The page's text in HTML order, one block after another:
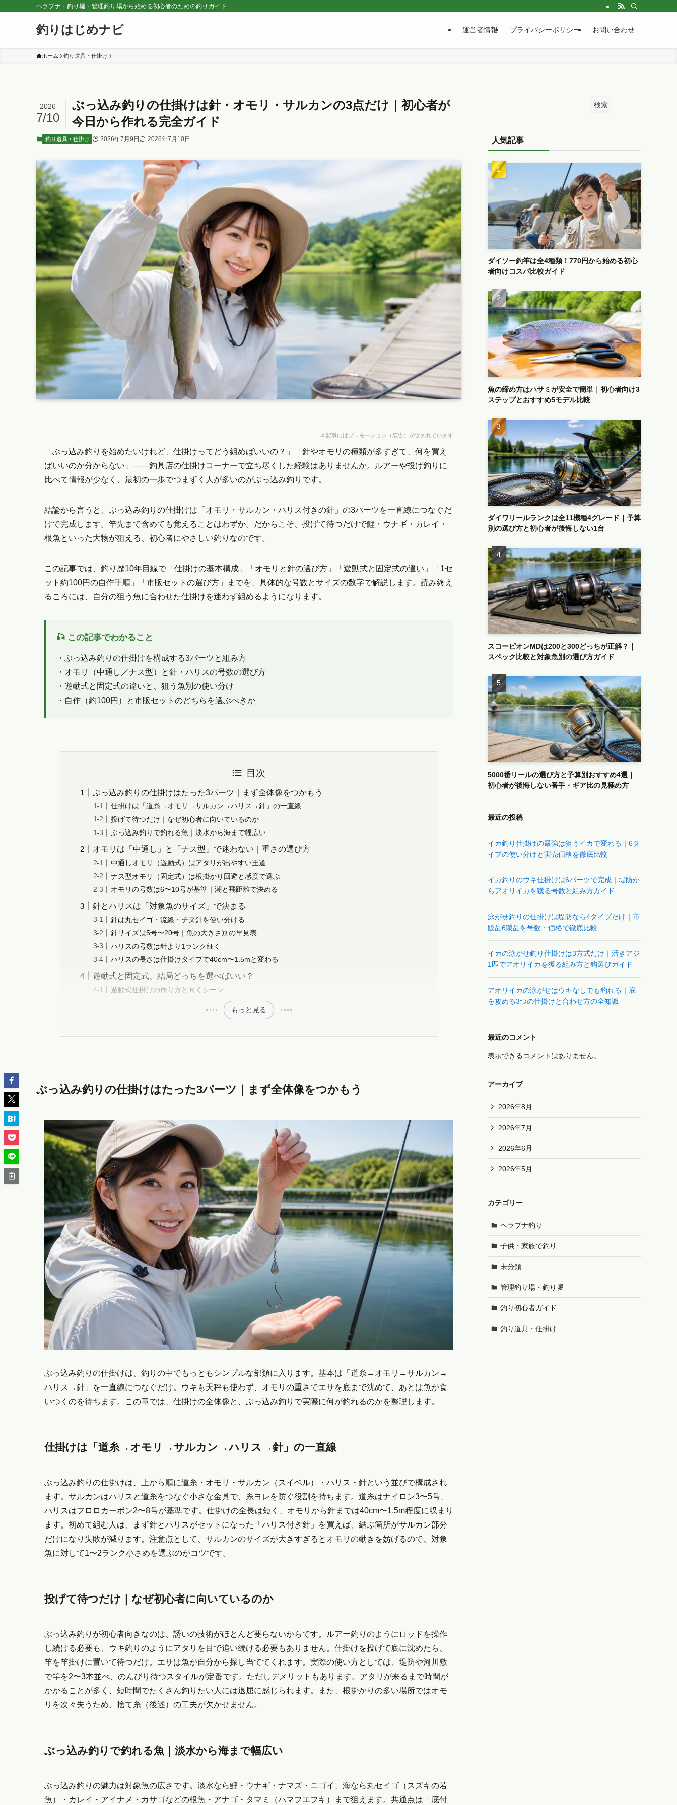
ヘラブナ・釣り堀・管理釣り場から始める初心者のための釣りガイド
釣りはじめナビ 運営者情報 プライバシーポリシー お問い合わせ
ホーム 釣り道具・仕掛け
ぶっ込み釣りの仕掛けは針・オモリ・サルカンの3点だけ｜初心者が
今日から作れる完全ガイド
2026
7/10
釣り道具・仕掛け 2026年7月9日 2026年7月10日
本記事にはプロモーション（広告）が含まれています
「ぶっ込み釣りを始めたいけれど、仕掛けってどう組めばいいの？」「針やオモリの種類が多すぎて、何を買え
ばいいのか分からない」——釣具店の仕掛けコーナーで立ち尽くした経験はありませんか。ルアーや投げ釣りに
比べて情報が少なく、最初の一歩でつまずく人が多いのがぶっ込み釣りです。
結論から言うと、ぶっ込み釣りの仕掛けは「オモリ・サルカン・ハリス付きの針」の3パーツを一直線につなぐだ
けで完成します。竿先まで含めても覚えることはわずか。だからこそ、投げて待つだけで鯉・ウナギ・カレイ・
根魚といった大物が狙える、初心者にやさしい釣りなのです。
この記事では、釣り歴10年目線で「仕掛けの基本構成」「オモリと針の選び方」「遊動式と固定式の違い」「1セ
ット約100円の自作手順」「市販セットの選び方」までを、具体的な号数とサイズの数字で解説します。読み終え
るころには、自分の狙う魚に合わせた仕掛けを迷わず組めるようになります。
🎣 この記事でわかること
・ぶっ込み釣りの仕掛けを構成する3パーツと組み方
・オモリ（中通し／ナス型）と針・ハリスの号数の選び方
・遊動式と固定式の違いと、狙う魚別の使い分け
・自作（約100円）と市販セットのどちらを選ぶべきか
目次
ぶっ込み釣りの仕掛けはたった3パーツ｜まず全体像をつかもう
仕掛けは「道糸→オモリ→サルカン→ハリス→針」の一直線
投げて待つだけ｜なぜ初心者に向いているのか
ぶっ込み釣りで釣れる魚｜淡水から海まで幅広い
オモリは「中通し」と「ナス型」で迷わない｜重さの選び方
中通しオモリ（遊動式）はアタリが出やすい王道
ナス型オモリ（固定式）は根掛かり回避と感度で選ぶ
オモリの号数は6〜10号が基準｜潮と飛距離で決める
針とハリスは「対象魚のサイズ」で決まる
針は丸セイゴ・流線・チヌ針を使い分ける
針サイズは5号〜20号｜魚の大きさ別の早見表
ハリスの号数は針より1ランク細く
ハリスの長さは仕掛けタイプで40cm〜1.5mと変わる
遊動式と固定式、結局どっちを選べばいい？
遊動式仕掛けの作り方と向くシーン
もっと見る
ぶっ込み釣りの仕掛けはたった3パーツ｜まず全体像をつかもう
ぶっ込み釣りの仕掛けは、釣りの中でもっともシンプルな部類に入ります。基本は「道糸→オモリ→サルカン→
ハリス→針」を一直線につなぐだけ。ウキも天秤も使わず、オモリの重さでエサを底まで沈めて、あとは魚が食
いつくのを待ちます。この章では、仕掛けの全体像と、ぶっ込み釣りで実際に何が釣れるのかを整理します。
仕掛けは「道糸→オモリ→サルカン→ハリス→針」の一直線
ぶっ込み釣りの仕掛けは、上から順に道糸・オモリ・サルカン（スイベル）・ハリス・針という並びで構成され
ます。サルカンはハリスと道糸をつなぐ小さな金具で、糸ヨレを防ぐ役割を持ちます。道糸はナイロン3〜5号、
ハリスはフロロカーボン2〜8号が基準です。仕掛けの全長は短く、オモリから針までは40cm〜1.5m程度に収まり
ます。初めて組む人は、まず針とハリスがセットになった「ハリス付き針」を買えば、結ぶ箇所がサルカン部分
だけになり失敗が減ります。注意点として、サルカンのサイズが大きすぎるとオモリの動きを妨げるので、対象
魚に対して1〜2ランク小さめを選ぶのがコツです。
投げて待つだけ｜なぜ初心者に向いているのか
ぶっ込み釣りが初心者向きなのは、誘いの技術がほとんど要らないからです。ルアー釣りのようにロッドを操作
し続ける必要も、ウキ釣りのようにアタリを目で追い続ける必要もありません。仕掛けを投げて底に沈めたら、
竿を竿掛けに置いて待つだけ。エサは魚が自分から探し当ててくれます。実際の使い方としては、堤防や河川敷
で竿を2〜3本並べ、のんびり待つスタイルが定番です。ただしデメリットもあります。アタリが来るまで時間が
かかることが多く、短時間でたくさん釣りたい人には退屈に感じられます。また、根掛かりの多い場所ではオモ
リを次々失うため、捨て糸（後述）の工夫が欠かせません。
ぶっ込み釣りで釣れる魚｜淡水から海まで幅広い
ぶっ込み釣りの魅力は対象魚の広さです。淡水なら鯉・ウナギ・ナマズ・ニゴイ、海なら丸セイゴ（スズキの若
魚）・カレイ・アイナメ・カサゴなどの根魚・アナゴ・タマミ（ハマフエフキ）まで狙えます。共通点は「底付
検索
人気記事
ダイソー釣竿は全4種類！770円から始める初心
者向けコスパ比較ガイド
魚の締め方はハサミが安全で簡単｜初心者向け3
ステップとおすすめ5モデル比較
ダイワリールランクは全11機種4グレード｜予算
別の選び方と初心者が後悔しない1台
スコーピオンMDは200と300どっちが正解？｜
スペック比較と対象魚別の選び方ガイド
5000番リールの選び方と予算別おすすめ4選｜
初心者が後悔しない番手・ギア比の見極め方
最近の投稿
イカ釣り仕掛けの最強は狙うイカで変わる｜6タ
イプの使い分けと実売価格を徹底比較
イカ釣りのウキ仕掛けは6パーツで完成｜堤防か
らアオリイカを獲る号数と組み方ガイド
泳がせ釣りの仕掛けは堤防なら4タイプだけ｜市
販品6製品を号数・価格で徹底比較
イカの泳がせ釣り仕掛けは3方式だけ｜活きアジ
1匹でアオリイカを獲る組み方と鈎選びガイド
アオリイカの泳がせはウキなしでも釣れる｜底
を攻める3つの仕掛けと合わせ方の全知識
最近のコメント
表示できるコメントはありません。
アーカイブ
2026年8月
2026年7月
2026年6月
2026年5月
カテゴリー
ヘラブナ釣り
子供・家族で釣り
未分類
管理釣り場・釣り堀
釣り初心者ガイド
釣り道具・仕掛け